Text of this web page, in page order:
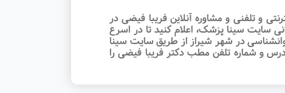
و تلفنی و مشاوره آنلاین فریبا فیضی در
سایت سینا پزشک، اعلام کنید تا در اسرع
در شهر شیراز از طریق سایت سینا
و شماره تلفن مطب دکتر فریبا فیضی را